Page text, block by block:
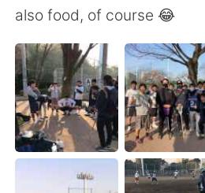
Deutsch 한국어
Русский ไทย
Indonesia Italiano
Türkçe Tiếng Việt
Português
also food, of course 😂